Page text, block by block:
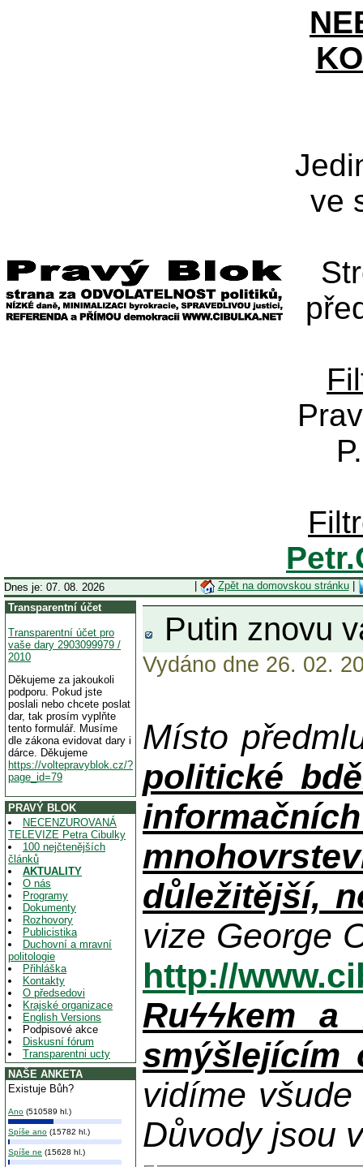
ve
Dnes je: 07. 08. 2026 Zpět na domovskou stránku|
Transparentní účet
Transparentní účet pro
vaše dary 2903099979 /
2010
Děkujeme za jakoukoli
podporu. Pokud jste
poslali nebo chcete poslat
dar, tak prosím vyplňte
tento formulář. Musíme
dle zákona evidovat dary i
dárce. Děkujeme
https://voltepravyblok.cz/?
page_id=79
PRAVÝ BLOK
NECENZUROVANÁ
TELEVIZE Petra Cibulky
100 nejčtenějších
článků
AKTUALITY
O nás
Programy
Dokumenty
Rozhovory
Publicistika
Duchovní a mravní
politologie
Přihláška
Kontakty
O předsedovi
Krajské organizace
English Versions
Podpisové akce
Diskusní fórum
Transparentni ucty
NAŠE ANKETA
Existuje Bůh?
Ano (510589 hl.)
Spíše ano (15782 hl.)
Spíše ne (15628 hl.)
Putin znovu
Vydáno dne 26. 02.
Místo
politické
důležitější,
vize George
http://
Ruϟϟkem
smýšlejícím
vidíme
Důvody jsou